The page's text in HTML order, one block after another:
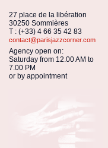
27 place de la libération
30250 Sommières
T : (+33) 4 66 35 42 83
contact@parisjazzcorner.com
Agency open on:
Saturday from 12.00 AM to
7.00 PM
or by appointment